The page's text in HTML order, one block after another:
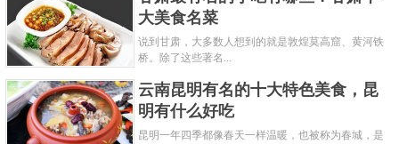
大美食名菜
说到甘肃，大多数人想到的就是敦煌莫高窟、黄河铁
桥。除了这些著名...
云南昆明有名的十大特色美食，昆
明有什么好吃
昆明一年四季都像春天一样温暖，也被称为春城，是